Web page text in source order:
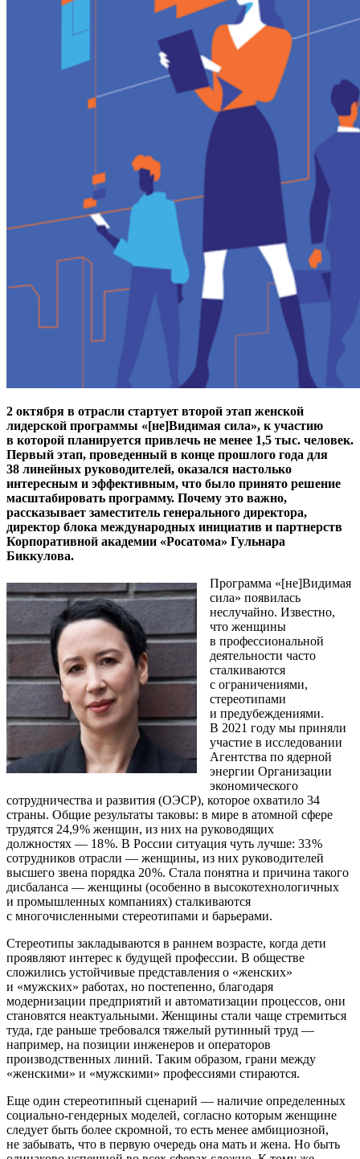
2 октября в отрасли стартует второй этап женской
лидерской программы «[не]Видимая сила», к участию
в которой планируется привлечь не менее 1,5 тыс. человек.
Первый этап, проведенный в конце прошлого года для
38 линейных руководителей, оказался настолько
интересным и эффективным, что было принято решение
масштабировать программу. Почему это важно,
рассказывает заместитель генерального директора,
директор блока международных инициатив и партнерств
Корпоративной академии «Росатома» Гульнара
Биккулова.
Программа «[не]Видимая
сила» появилась
неслучайно. Известно,
что женщины
в профессиональной
деятельности часто
сталкиваются
с ограничениями,
стереотипами
и предубеждениями.
В 2021 году мы приняли
участие в исследовании
Агентства по ядерной
энергии Организации
экономического
сотрудничества и развития (ОЭСР), которое охватило 34
страны. Общие результаты таковы: в мире в атомной сфере
трудятся 24,9 % женщин, из них на руководящих
должностях — ​18 %. В России ситуация чуть лучше: 33 %
сотрудников отрасли — ​женщины, из них руководителей
высшего звена порядка 20 %. Стала понятна и причина такого
дисбаланса — ​женщины (особенно в высокотехнологичных
и промышленных компаниях) сталкиваются
с многочисленными стереотипами и барьерами.
Стереотипы закладываются в раннем возрасте, когда дети
проявляют интерес к будущей профессии. В обществе
сложились устойчивые представления о «женских»
и «мужских» работах, но постепенно, благодаря
модернизации предприятий и автоматизации процессов, они
становятся неактуальными. Женщины стали чаще стремиться
туда, где раньше требовался тяжелый рутинный труд — ​
например, на позиции инженеров и операторов
производственных линий. Таким образом, грани между
«женскими» и «мужскими» профессиями стираются.
Еще один стереотипный сценарий — ​наличие определенных
социально-­гендерных моделей, согласно которым женщине
следует быть более скромной, то есть менее амбициозной,
не забывать, что в первую очередь она мать и жена. Но быть